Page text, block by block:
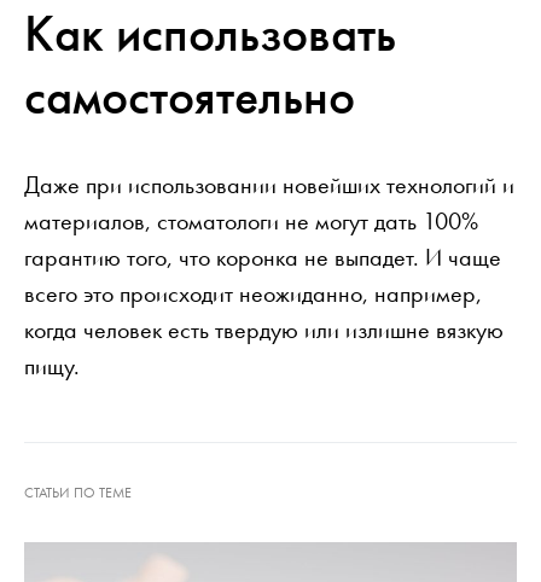
Как использовать
самостоятельно
Даже при использовании новейших технологий и
материалов, стоматологи не могут дать 100%
гарантию того, что коронка не выпадет. И чаще
всего это происходит неожиданно, например,
когда человек есть твердую или излишне вязкую
пищу.